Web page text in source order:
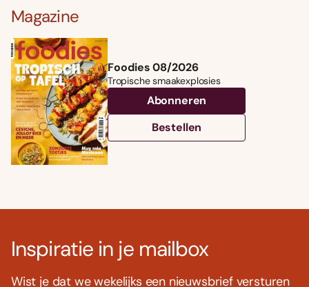
Magazine
Foodies 08/2026
Tropische smaakexplosies
Abonneren
Bestellen
Inspiratie in je mailbox
Wist je dat we wekelijks een nieuwsbrief versturen